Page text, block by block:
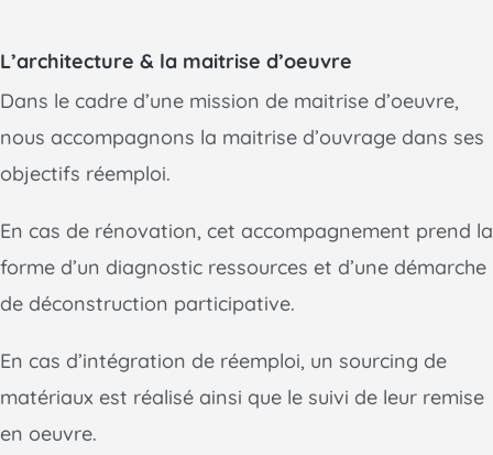
L’architecture & la maitrise d’oeuvre
Dans le cadre d’une mission de maitrise d’oeuvre,
nous accompagnons la maitrise d’ouvrage dans ses
objectifs réemploi.
En cas de rénovation, cet accompagnement prend la
forme d’un diagnostic ressources et d’une démarche
de déconstruction participative.
En cas d’intégration de réemploi, un sourcing de
matériaux est réalisé ainsi que le suivi de leur remise
en oeuvre.